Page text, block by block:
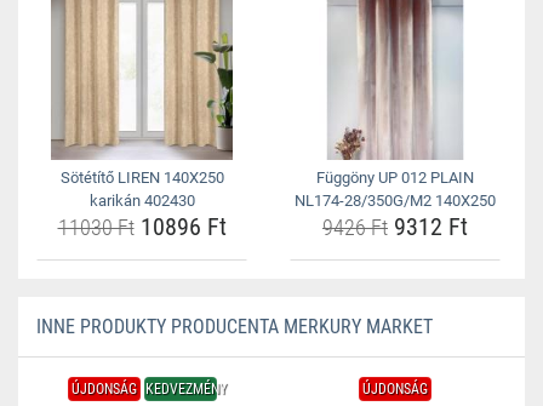
Sötétítő LIREN 140X250
karikán 402430
11030 Ft10896 Ft
Függöny UP 012 PLAIN
NL174-28/350G/M2 140X250
9426 Ft 9312 Ft
INNE PRODUKTY PRODUCENTA MERKURY MARKET
ÚJDONSÁG KEDVEZMÉNY ÚJDONSÁG